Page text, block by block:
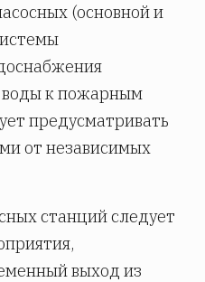
(основной и
воды к пожарным
предусматривать
от независимых
станций следует
выход из